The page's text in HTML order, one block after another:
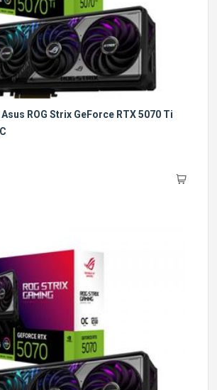
ROG Strix GeForce RTX 5070 Ti